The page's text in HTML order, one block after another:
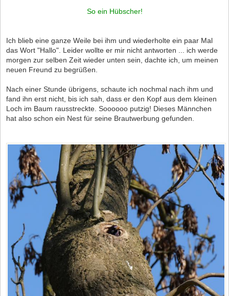
So ein Hübscher!
Ich blieb eine ganze Weile bei ihm und wiederholte ein paar Mal
das Wort "Hallo". Leider wollte er mir nicht antworten ... ich werde
morgen zur selben Zeit wieder unten sein, dachte ich, um meinen
neuen Freund zu begrüßen.
Nach einer Stunde übrigens, schaute ich nochmal nach ihm und
fand ihn erst nicht, bis ich sah, dass er den Kopf aus dem kleinen
Loch im Baum rausstreckte. Soooooo putzig! Dieses Männchen
hat also schon ein Nest für seine Brautwerbung gefunden.